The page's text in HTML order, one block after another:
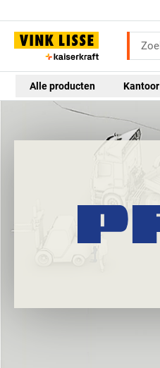
Alle producten Kantoor